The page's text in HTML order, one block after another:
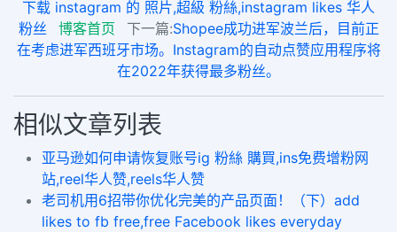
下载 instagram 的 照片,超級 粉絲,instagram likes 华人
粉丝
博客首页 下一篇:Shopee成功进军波兰后，目前正
在考虑进军西班牙市场。Instagram的自动点赞应用程序将
在2022年获得最多粉丝。
相似文章列表
亚马逊如何申请恢复账号ig 粉絲 購買,ins免费增粉网
站,reel华人赞,reels华人赞
老司机用6招带你优化完美的产品页面！（下）add
likes to fb free,free Facebook likes everyday